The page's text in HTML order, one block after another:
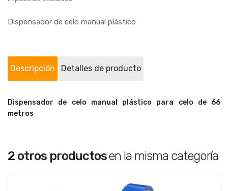
Dispensador de celo manual plástico
Descripción Detalles de producto
Dispensador de celo manual plástico para celo de 66
metros
2 otros productosen la misma categoría